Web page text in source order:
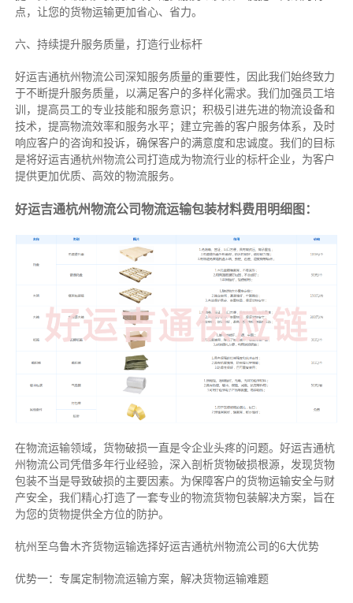
点，让您的货物运输更加省心、省力。
六、持续提升服务质量，打造行业标杆
好运吉通杭州物流公司深知服务质量的重要性，因此我们始终致力
于不断提升服务质量，以满足客户的多样化需求。我们加强员工培
训，提高员工的专业技能和服务意识；积极引进先进的物流设备和
技术，提高物流效率和服务水平；建立完善的客户服务体系，及时
响应客户的咨询和投诉，确保客户的满意度和忠诚度。我们的目标
是将好运吉通杭州物流公司打造成为物流行业的标杆企业，为客户
提供更加优质、高效的物流服务。
好运吉通杭州物流公司物流运输包装材料费用明细图：
在物流运输领域，货物破损一直是令企业头疼的问题。好运吉通杭
州物流公司凭借多年行业经验，深入剖析货物破损根源，发现货物
包装不当是导致破损的主要因素。为保障客户的货物运输安全与财
产安全，我们精心打造了一套专业的物流货物包装解决方案，旨在
为您的货物提供全方位的防护。
杭州至乌鲁木齐货物运输选择好运吉通杭州物流公司的6大优势
优势一：专属定制物流运输方案，解决货物运输难题